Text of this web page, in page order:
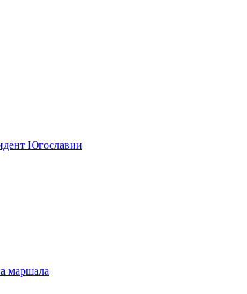
Югославии
маршала